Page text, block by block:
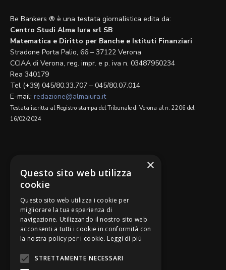
Be Bankers ® è una testata giornalistica edita da:
Centro Studi Alma Iura srl SB
Matematica e Diritto per Banche e Istituti Finanziari
Stradone Porta Palio, 66 – 37122 Verona
CCIAA di Verona, reg. impr. e p. iva n. 03487950234
Rea 340179
Tel (+39) 045/80.33.707 – 045/80.07.014
E-mail: redazione@almaiura.it
Testata iscritta al Registro stampa del Tribunale di Verona al n. 2206 del
16/02/2024
Be Bankers è ideato da
×
Questo sito web utilizza
cookie
Questo sito web utilizza i cookie per
migliorare la tua esperienza di
navigazione. Utilizzando il nostro sito web
acconsenti a tutti i cookie in conformità con
la nostra policy per i cookie. Leggi di più
STRETTAMENTE NECESSARI